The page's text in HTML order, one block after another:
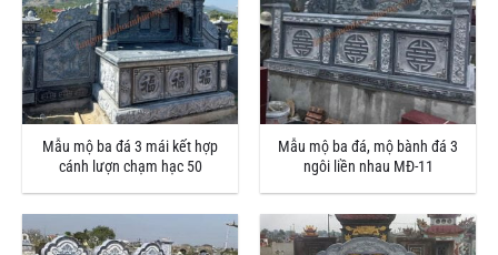
Mẫu mộ ba đá 3 mái kết hợp
cánh lượn chạm hạc 50
Mẫu mộ ba đá, mộ bành đá 3
ngôi liền nhau MĐ-11